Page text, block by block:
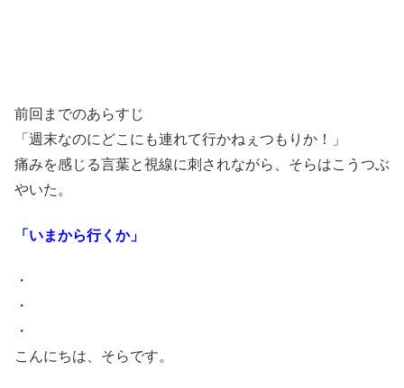
前回までのあらすじ
「週末なのにどこにも連れて行かねぇつもりか！」
痛みを感じる言葉と視線に刺されながら、そらはこうつぶ
やいた。
「いまから行くか」
・
・
・
こんにちは、そらです。